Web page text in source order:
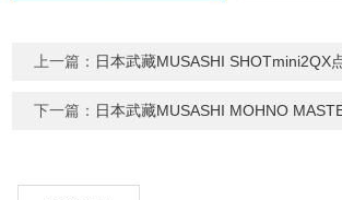
上一篇： 日本武藏MUSASHI SHOTmini2QX
下一篇： 日本武藏MUSASHI MOHNO